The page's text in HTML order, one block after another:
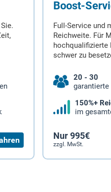
Boost-
Full-Service und
Reichweite. Für
hochqualifizierte
schwer zu
20 - 30
garantierte
150%+
im
Nur 995€
zzgl. MwSt.